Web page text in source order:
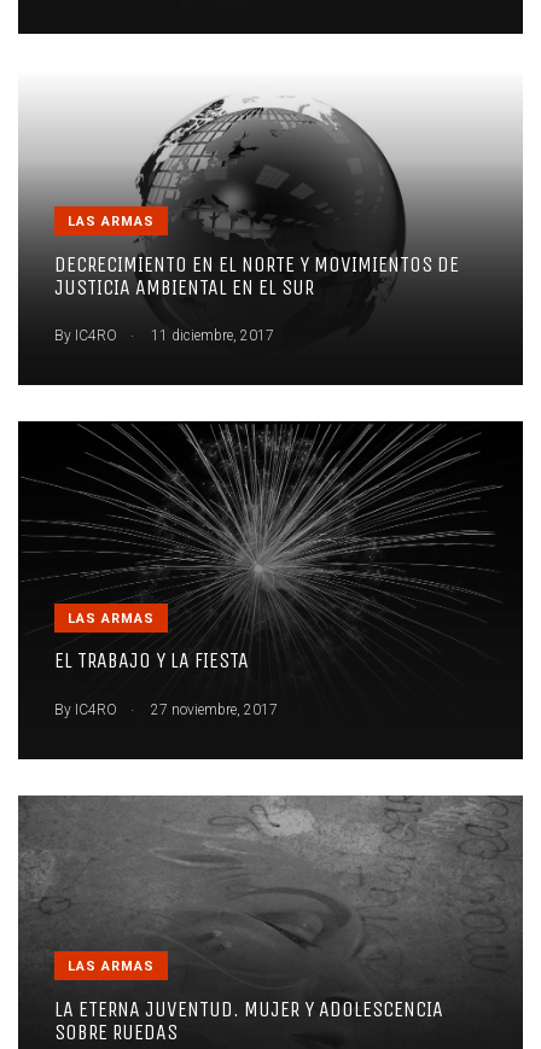
LAS ARMAS
DECRECIMIENTO EN EL NORTE Y MOVIMIENTOS DE
JUSTICIA AMBIENTAL EN EL SUR
By IC4RO . 11 diciembre, 2017
LAS ARMAS
EL TRABAJO Y LA FIESTA
By IC4RO 27 noviembre, 2017
LAS ARMAS
LA ETERNA JUVENTUD. MUJER Y ADOLESCENCIA
SOBRE RUEDAS